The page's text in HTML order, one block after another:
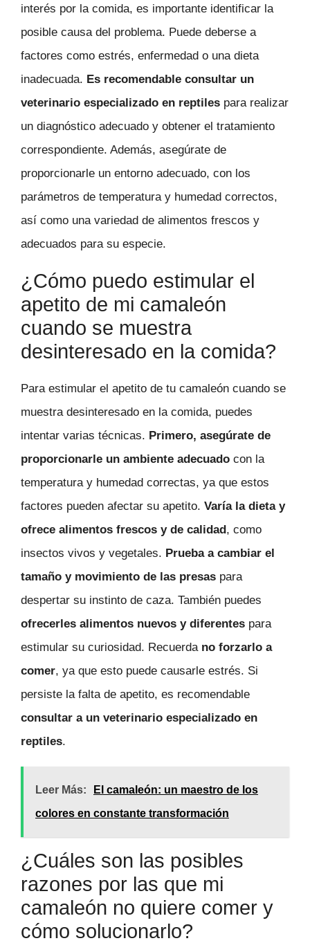
interés por la comida, es importante identificar la
posible causa del problema. Puede deberse a
factores como estrés, enfermedad o una dieta
inadecuada. Es recomendable consultar un
veterinario especializado en reptiles para realizar
un diagnóstico adecuado y obtener el tratamiento
correspondiente. Además, asegúrate de
proporcionarle un entorno adecuado, con los
parámetros de temperatura y humedad correctos,
así como una variedad de alimentos frescos y
adecuados para su especie.
¿Cómo puedo estimular el
apetito de mi camaleón
cuando se muestra
desinteresado en la comida?
Para estimular el apetito de tu camaleón cuando se
muestra desinteresado en la comida, puedes
intentar varias técnicas. Primero, asegúrate de
proporcionarle un ambiente adecuado con la
temperatura y humedad correctas, ya que estos
factores pueden afectar su apetito. Varía la dieta y
ofrece alimentos frescos y de calidad, como
insectos vivos y vegetales. Prueba a cambiar el
tamaño y movimiento de las presas para
despertar su instinto de caza. También puedes
ofrecerles alimentos nuevos y diferentes para
estimular su curiosidad. Recuerda no forzarlo a
comer, ya que esto puede causarle estrés. Si
persiste la falta de apetito, es recomendable
consultar a un veterinario especializado en
reptiles.
Leer Más:
El camaleón: un maestro de los
colores en constante transformación
¿Cuáles son las posibles
razones por las que mi
camaleón no quiere comer y
cómo solucionarlo?